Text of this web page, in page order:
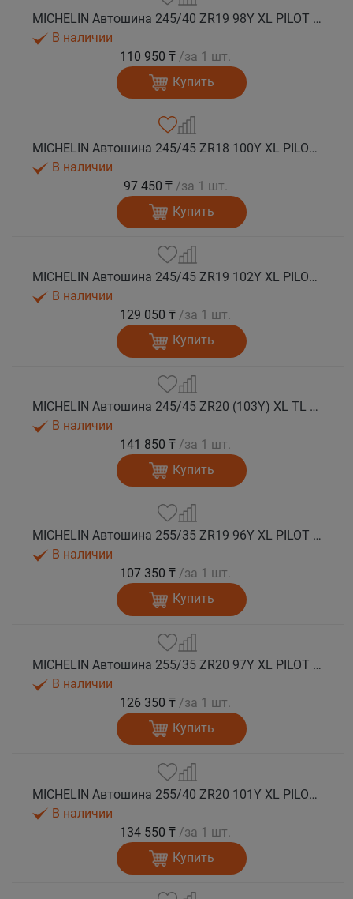
MICHELIN Автошина 245/40 ZR19 98Y XL PILOT SPORT 5 лето
В наличии
110 950 ₸ /за 1 шт.
Купить
MICHELIN Автошина 245/45 ZR18 100Y XL PILOT SPORT 5 лето
В наличии
97 450 ₸ /за 1 шт.
Купить
MICHELIN Автошина 245/45 ZR19 102Y XL PILOT SPORT 5 лето
В наличии
129 050 ₸ /за 1 шт.
Купить
MICHELIN Автошина 245/45 ZR20 (103Y) XL TL PILOT SPORT 5 лето
В наличии
141 850 ₸ /за 1 шт.
Купить
MICHELIN Автошина 255/35 ZR19 96Y XL PILOT SPORT 5 лето
В наличии
107 350 ₸ /за 1 шт.
Купить
MICHELIN Автошина 255/35 ZR20 97Y XL PILOT SPORT 5 лето
В наличии
126 350 ₸ /за 1 шт.
Купить
MICHELIN Автошина 255/40 ZR20 101Y XL PILOT SPORT 5 лето
В наличии
134 550 ₸ /за 1 шт.
Купить